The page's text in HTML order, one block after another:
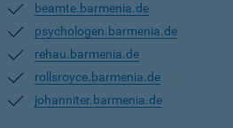
beamte.barmenia.de
psychologen.barmenia.de
rehau.barmenia.de
rollsroyce.barmenia.de
johanniter.barmenia.de